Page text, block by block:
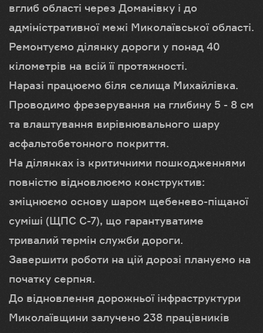
вглиб області через Доманівку і до
адміністративної межі Миколаївської області.
Ремонтуємо ділянку дороги у понад 40
кілометрів на всій її протяжності.
Наразі працюємо біля селища Михайлівка.
Проводимо фрезерування на глибину 5 - 8 см
та влаштування вирівнювального шару
асфальтобетонного покриття.
На ділянках із критичними пошкодженнями
повністю відновлюємо конструктив:
зміцнюємо основу шаром щебенево-піщаної
суміші (ЩПС С-7), що гарантуватиме
тривалий термін служби дороги.
Завершити роботи на цій дорозі плануємо на
початку серпня.
До відновлення дорожньої інфраструктури
Миколаївщини залучено 238 працівників